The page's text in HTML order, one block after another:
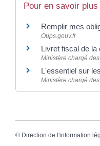
Pour en savoir plus
Remplir mes
Oups.gouv.fr
Livret fiscal de la
Ministère chargé
L'essentiel sur
Ministère chargé
© Direction de l'information